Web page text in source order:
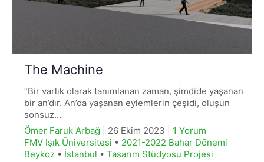
The Machine
“Bir varlık olarak tanımlanan zaman, şimdide yaşanan
bir an’dır. An’da yaşanan eylemlerin çeşidi, oluşun
sonsuz…
Ömer Faruk Arbağ | 26 Ekim 2023 | 1 Yorum
FMV Işık Üniversitesi • 2021-2022 Bahar Dönemi
Beykoz • İstanbul • Tasarım Stüdyosu Projesi